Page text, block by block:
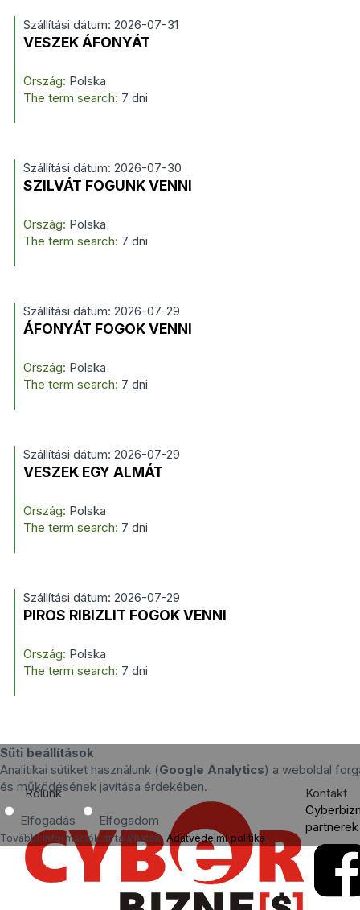
Szállítási dátum: 2026-07-31
VESZEK ÁFONYÁT
Ország: Polska
The term search: 7 dni
Szállítási dátum: 2026-07-30
SZILVÁT FOGUNK VENNI
Ország: Polska
The term search: 7 dni
Szállítási dátum: 2026-07-29
ÁFONYÁT FOGOK VENNI
Ország: Polska
The term search: 7 dni
Szállítási dátum: 2026-07-29
VESZEK EGY ALMÁT
Ország: Polska
The term search: 7 dni
Szállítási dátum: 2026-07-29
PIROS RIBIZLIT FOGOK VENNI
Ország: Polska
The term search: 7 dni
Süti beállítások
Analitikai sütiket használunk (Google Analytics) a weboldal
és működésének javítása érdekében.
Elfogadás Elfogadom
További információk itt találhatók: Adatvédelmi politika.
Rólunk
Kontakt
partnerek